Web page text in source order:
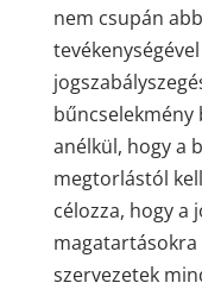
nem csupán
bűncselekmény
anélkül, hogy a
megtorlástól
célozza, hogy a
szervezetek